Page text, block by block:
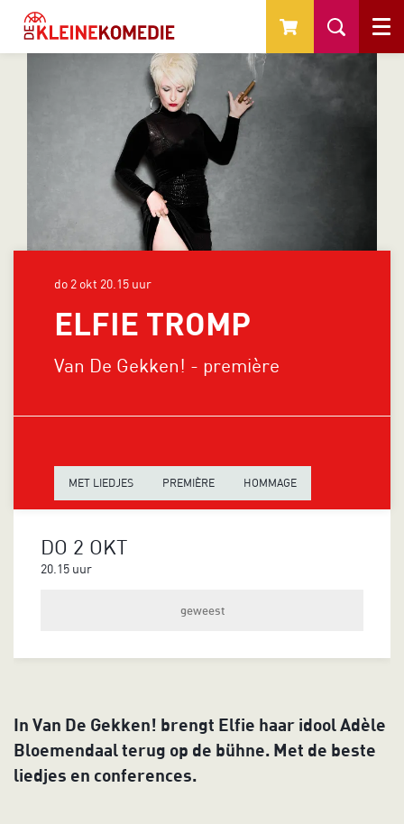
Menu
ELFIE TROMP
Van De Gekken! - première
do 2 okt 20.15 uur
MET LIEDJES PREMIÈRE HOMMAGE
DO 2 OKT
20.15 uur
geweest
In Van De Gekken! brengt Elfie haar idool Adèle
Bloemendaal terug op de bühne. Met de beste
liedjes en conferences.